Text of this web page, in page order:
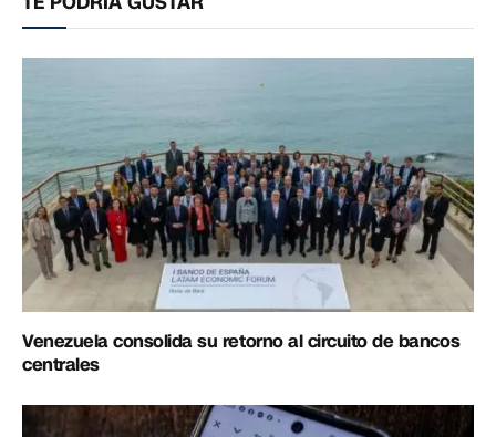
Venezuela consolida su retorno al circuito de bancos
centrales